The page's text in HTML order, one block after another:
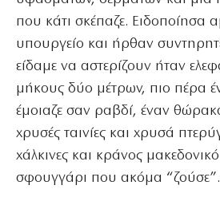
που κάτι σκέπαζε. Ειδοποίησα
υπουργείο και ήρθαν
είδαμε να αστερίζουν ήταν
μήκους δύο μέτρων, πιο πέρα
έμοιαζε σαν ραβδί, έναν
χρυσές ταινίες και χρυσά
χάλκινες και κράνος
σφουγγάρι που ακόμα “ζούσε”.